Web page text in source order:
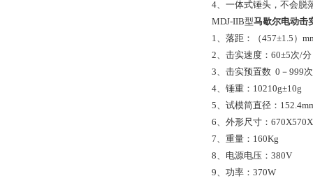
4、一体式锤头，不会脱
MDJ-IIB型马歇尔电动击
1、落距：（457±1.5）
2、击实速度：60±5次/分
3、击实预置数 0－999次
4、锤重：10210g±10g
5、试模筒直径：
6、外形尺寸：
7、重量：160Kg
8、电源电压：380V
9、功率：370W